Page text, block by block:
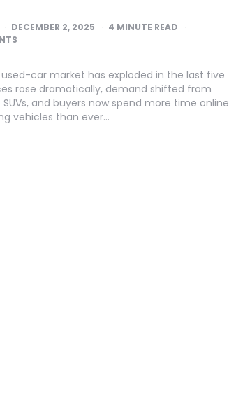
DECEMBER 2, 2025 4 MINUTE READ
used-car market has exploded in the last five
rose dramatically, demand shifted from
and buyers now spend more time online
vehicles than ever…